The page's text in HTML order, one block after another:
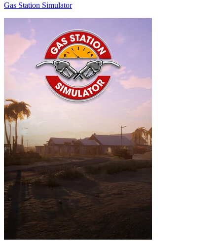
Gas Station Simulator